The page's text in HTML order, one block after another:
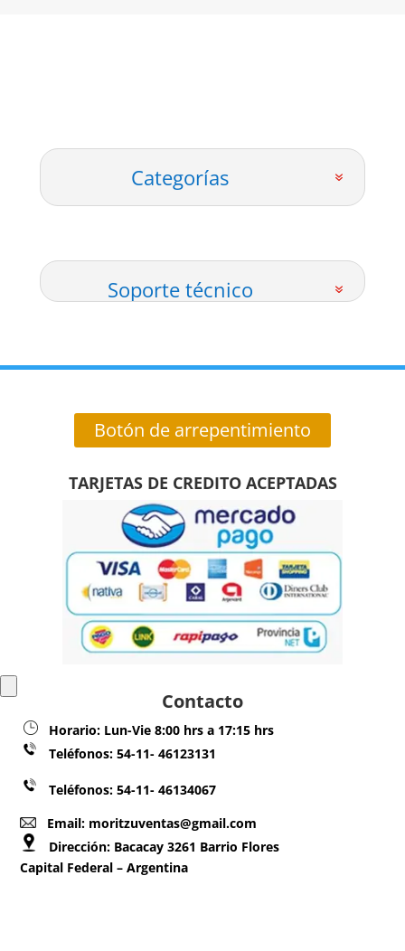
Categorías
Soporte técnico
Botón de arrepentimiento
TARJETAS DE CREDITO ACEPTADAS
Contacto
Horario: Lun-Vie 8:00 hrs a 17:15 hrs
Teléfonos: 54-11- 46123131
Teléfonos: 54-11- 46134067
Email: moritzuventas@gmail.com
Dirección:Bacacay 3261 Barrio Flores
Capital Federal – Argentina